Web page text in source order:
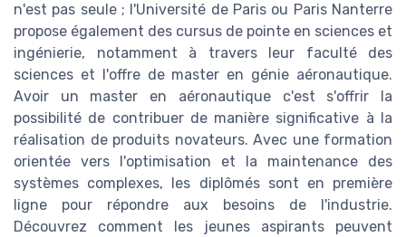
n'est pas seule ; l'Université de Paris ou Paris Nanterre
propose également des cursus de pointe en sciences et
ingénierie, notamment à travers leur faculté des
sciences et l'offre de master en génie aéronautique.
Avoir un master en aéronautique c'est s'offrir la
possibilité de contribuer de manière significative à la
réalisation de produits novateurs. Avec une formation
orientée vers l'optimisation et la maintenance des
systèmes complexes, les diplômés sont en première
ligne pour répondre aux besoins de l'industrie.
Découvrez comment les jeunes aspirants peuvent